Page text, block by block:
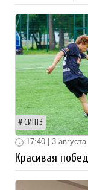
СИНТЗ
17:40 | 3 августа
Красивая